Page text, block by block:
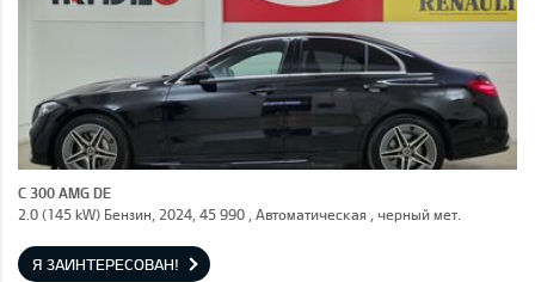
C 300 AMG DE
2.0 (145 kW) Бензин, 2024, 45 990 , Автоматическая , черный мет.
Я ЗАИНТЕРЕСОВАН!